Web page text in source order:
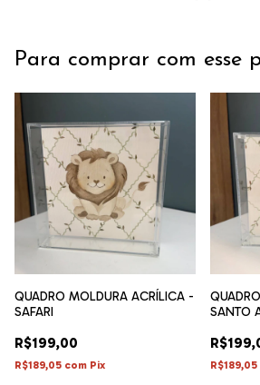
Para comprar com esse
QUADRO MOLDURA ACRÍLICA -
SAFARI
R$199,00
R$189,05 com Pix
SANTO
R$189,05